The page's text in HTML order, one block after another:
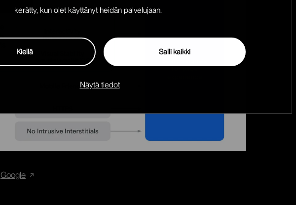
kerätty, kun olet käyttänyt heidän palvelujaan.
Kiellä Salli kaikki
Näytä tiedot
Google